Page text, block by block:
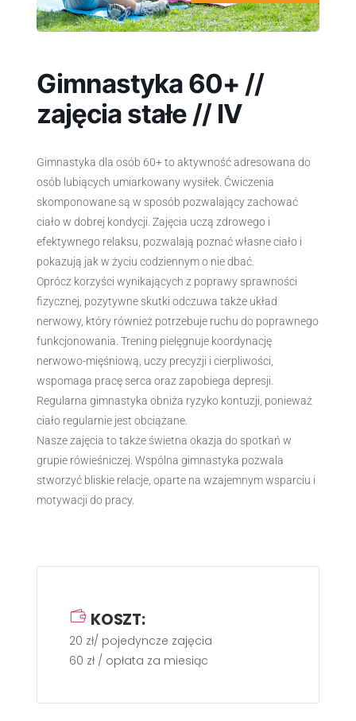
Gimnastyka 60+ //
zajęcia stałe // IV
Gimnastyka dla osób 60+ to aktywność adresowana do
osób lubiących umiarkowany wysiłek. Ćwiczenia
skomponowane są w sposób pozwalający zachować
ciało w dobrej kondycji. Zajęcia uczą zdrowego i
efektywnego relaksu, pozwalają poznać własne ciało i
pokazują jak w życiu codziennym o nie dbać.
Oprócz korzyści wynikających z poprawy sprawności
fizycznej, pozytywne skutki odczuwa także układ
nerwowy, który również potrzebuje ruchu do poprawnego
funkcjonowania. Trening pielęgnuje koordynację
nerwowo-mięśniową, uczy precyzji i cierpliwości,
wspomaga pracę serca oraz zapobiega depresji.
Regularna gimnastyka obniża ryzyko kontuzji, ponieważ
ciało regularnie jest obciążane.
Nasze zajęcia to także świetna okazja do spotkań w
grupie rówieśniczej. Wspólna gimnastyka pozwala
stworzyć bliskie relacje, oparte na wzajemnym wsparciu i
motywacji do pracy.
KOSZT:
20 zł/ pojedyncze zajęcia
60 zł / opłata za miesiąc